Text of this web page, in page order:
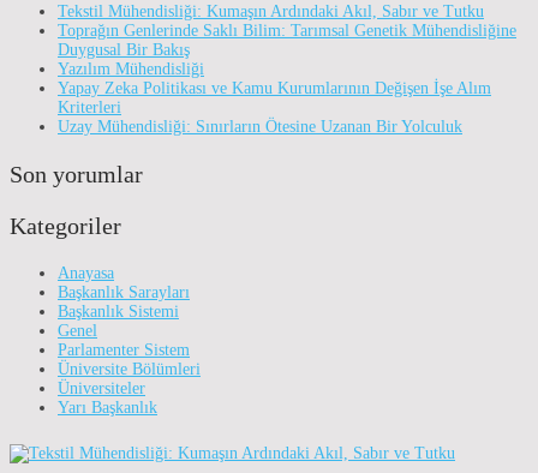
Tekstil Mühendisliği: Kumaşın Ardındaki Akıl, Sabır ve Tutku
Toprağın Genlerinde Saklı Bilim: Tarımsal Genetik Mühendisliğine
Duygusal Bir Bakış
Yazılım Mühendisliği
Yapay Zeka Politikası ve Kamu Kurumlarının Değişen İşe Alım
Kriterleri
Uzay Mühendisliği: Sınırların Ötesine Uzanan Bir Yolculuk
Son yorumlar
Kategoriler
Anayasa
Başkanlık Sarayları
Başkanlık Sistemi
Genel
Parlamenter Sistem
Üniversite Bölümleri
Üniversiteler
Yarı Başkanlık